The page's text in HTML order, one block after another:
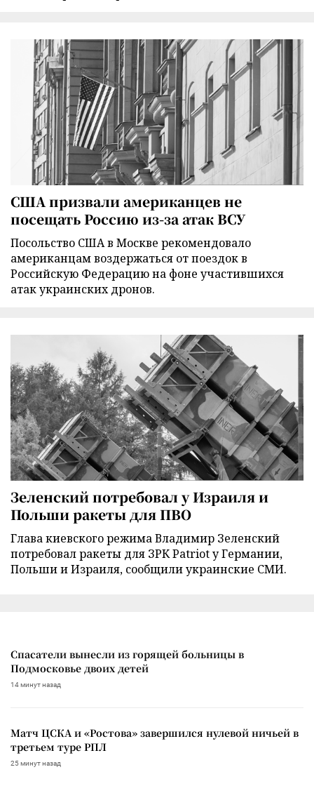
США призвали американцев не
посещать Россию из-за атак ВСУ
Посольство США в Москве рекомендовало
американцам воздержаться от поездок в
Российскую Федерацию на фоне участившихся
атак украинских дронов.
Зеленский потребовал у Израиля и
Польши ракеты для ПВО
Глава киевского режима Владимир Зеленский
потребовал ракеты для ЗРК Patriot у Германии,
Польши и Израиля, сообщили украинские СМИ.
Спасатели вынесли из горящей больницы в
Подмосковье двоих детей
14 минут назад
Матч ЦСКА и «Ростова» завершился нулевой ничьей в
третьем туре РПЛ
25 минут назад